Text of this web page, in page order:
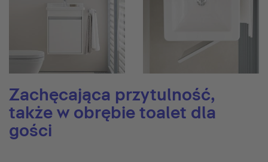
Zachęcająca przytulność,
także w obrębie toalet dla
gości